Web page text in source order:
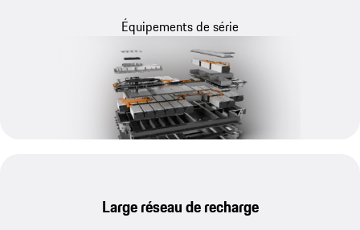
Équipements de série
Large réseau de recharge